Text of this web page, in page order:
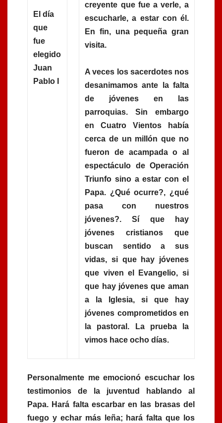
El día
que
fue
elegido
Juan
Pablo I
creyente que fue a verle, a
escucharle, a estar con él.
En fin, una pequeña gran
visita.
A veces los sacerdotes nos
desanimamos ante la falta
de jóvenes en las
parroquias. Sin embargo
en Cuatro Vientos había
cerca de un millón que no
fueron de acampada o al
espectáculo de Operación
Triunfo sino a estar con el
Papa. ¿Qué ocurre?, ¿qué
pasa con nuestros
jóvenes?. Sí que hay
jóvenes cristianos que
buscan sentido a sus
vidas, si que hay jóvenes
que viven el Evangelio, si
que hay jóvenes que aman
a la Iglesia, si que hay
jóvenes comprometidos en
la pastoral. La prueba la
vimos hace ocho días.
Personalmente me emocionó escuchar los
testimonios de la juventud hablando al
Papa. Hará falta escarbar en las brasas del
fuego y echar más leña; hará falta que los